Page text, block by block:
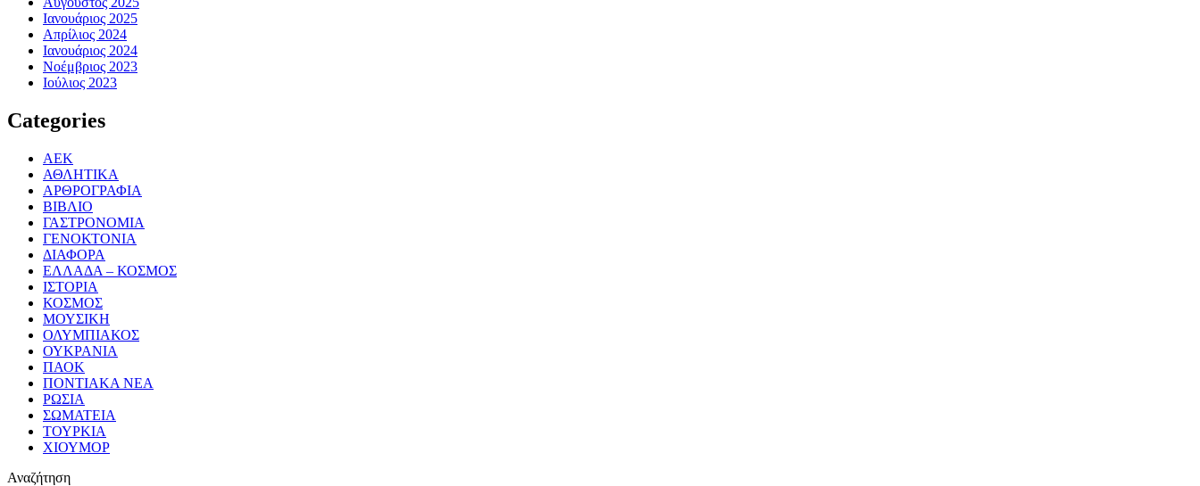
Ιανουάριος 2025
Απρίλιος 2024
Ιανουάριος 2024
Νοέμβριος 2023
Ιούλιος 2023
Categories
ΑΕΚ
ΑΘΛΗΤΙΚΑ
ΑΡΘΡΟΓΡΑΦΙΑ
ΒΙΒΛΙΟ
ΓΑΣΤΡΟΝΟΜΙΑ
ΓΕΝΟΚΤΟΝΙΑ
ΔΙΑΦΟΡΑ
ΕΛΛΑΔΑ – ΚΟΣΜΟΣ
ΙΣΤΟΡΙΑ
ΚΟΣΜΟΣ
ΜΟΥΣΙΚΗ
ΟΛΥΜΠΙΑΚΟΣ
ΟΥΚΡΑΝΙΑ
ΠΑΟΚ
ΠΟΝΤΙΑΚΑ ΝΕΑ
ΡΩΣΙΑ
ΣΩΜΑΤΕΙΑ
ΤΟΥΡΚΙΑ
ΧΙΟΥΜΟΡ
Αναζήτηση